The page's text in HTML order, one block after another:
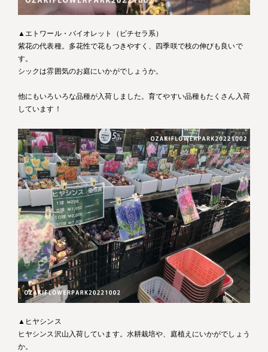
▲エトワール・バイオレット（ビチセラ系）
紫花の代表種。多花性で花もつきやすく、四季咲で枝の伸びも良いで
す。
シックは雰囲気のお庭にいかがでしょうか。
他にもいろいろな品種が入荷しました。育てやすい品種もたくさん入荷
しています！
▲ヒヤシンス
ヒヤシンス沢山入荷しています。水耕栽培や、庭植えにいかがでしょう
か。